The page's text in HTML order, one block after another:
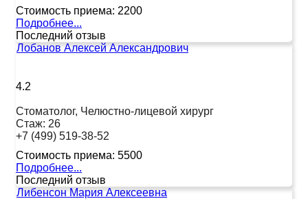
Стоимость приема: 2200
Подробнее...
Последний отзыв
Лобанов Алексей Александрович
4.2
Стоматолог, Челюстно-лицевой хирург
Стаж: 26
+7 (499) 519-38-52
Стоимость приема: 5500
Подробнее...
Последний отзыв
Либенсон Мария Алексеевна